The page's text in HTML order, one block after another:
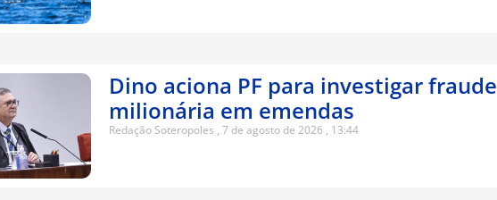
Dino aciona PF para investigar fraude
milionária em emendas
Redação Soteropoles 7 de agosto de 2026 13:44